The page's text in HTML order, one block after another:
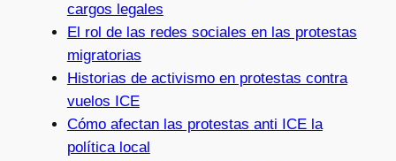
cargos legales
El rol de las redes sociales en las protestas
migratorias
Historias de activismo en protestas contra
vuelos ICE
Cómo afectan las protestas anti ICE la
política local